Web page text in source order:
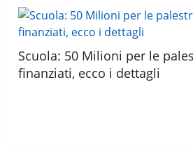
Scuola: 50 Milioni per le
finanziati, ecco i dettagli